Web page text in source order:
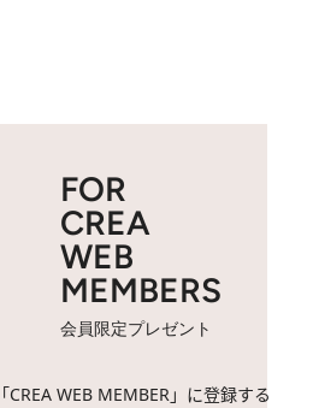
FOR
CREA
WEB
MEMBERS
会員限定プレゼント
「CREA WEB MEMBER」に登録する